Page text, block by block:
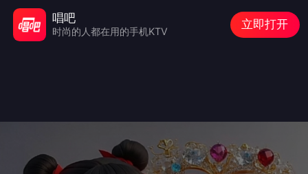
唱吧
时尚的人都在用的手机KTV
立即打开